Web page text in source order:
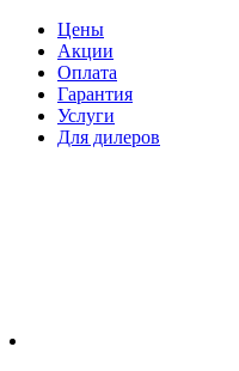
Цены
Акции
Оплата
Гарантия
Услуги
Для дилеров